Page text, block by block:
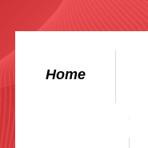
Home